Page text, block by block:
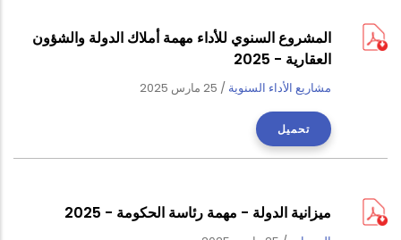
المشروع السنوي للأداء مهمة أملاك الدولة والشؤون
العقارية - 2025
مشاريع الأداء السنوية / 25 مارس 2025
تحميل
ميزانية الدولة - مهمة رئاسة الحكومة - 2025